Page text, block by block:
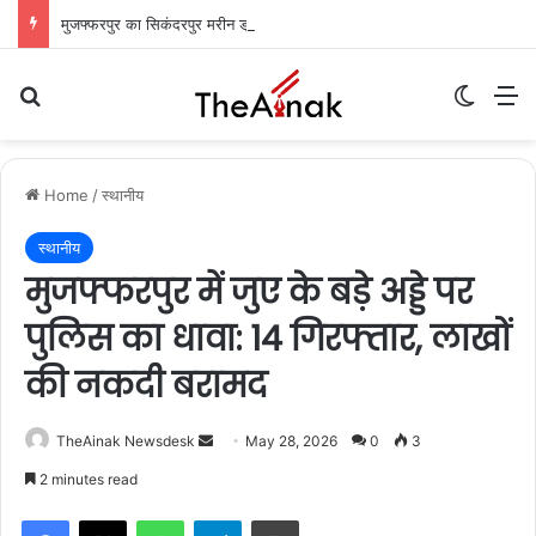
Home /स्थानीय
स्थानीय
मुजफ्फरपुर में जुए के बड़े अड्डे पर
पुलिस का धावा: 14 गिरफ्तार, लाखों
की नकदी बरामद
TheAinak Newsdesk May 28, 2026 0 3
2 minutes read
Telegram